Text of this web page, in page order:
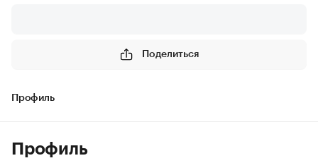
Поделиться
Профиль
Профиль